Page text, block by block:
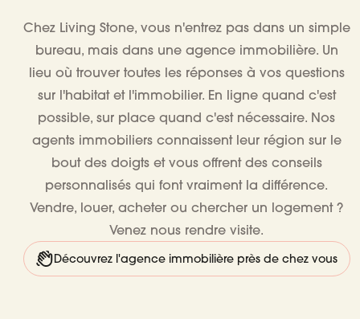
Chez Living Stone, vous n'entrez pas dans un simple
bureau, mais dans une agence immobilière. Un
lieu où trouver toutes les réponses à vos questions
sur l'habitat et l'immobilier. En ligne quand c'est
possible, sur place quand c'est nécessaire. Nos
agents immobiliers connaissent leur région sur le
bout des doigts et vous offrent des conseils
personnalisés qui font vraiment la différence.
Vendre, louer, acheter ou chercher un logement ?
Venez nous rendre visite.
Découvrez l'agence immobilière près de chez vous